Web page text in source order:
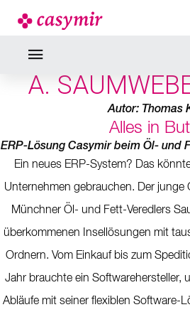
A. SAUMWEBER
A.
Autor: Thomas
Alles in
ERP-Lösung Casymir beim Öl- und
Ein neues ERP-System? Das
Unternehmen gebrauchen. Der junge
Münchner Öl- und Fett-Veredlers
überkommenen Insellösungen mit
Ordnern. Vom Einkauf bis zum
Jahr brauchte ein Softwarehersteller,
Abläufe mit seiner flexiblen Software-